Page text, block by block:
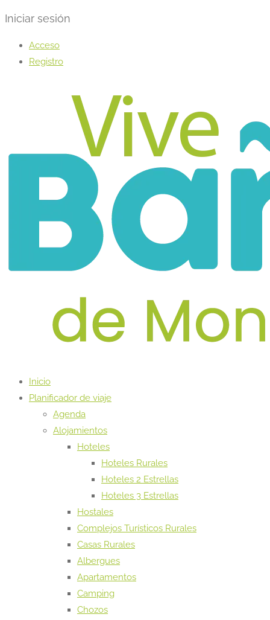
Iniciar sesión
Acceso
Registro
Inicio
Planificador de viaje
Agenda
Alojamientos
Hoteles
Hoteles Rurales
Hoteles 2 Estrellas
Hoteles 3 Estrellas
Hostales
Complejos Turísticos Rurales
Casas Rurales
Albergues
Apartamentos
Camping
Chozos